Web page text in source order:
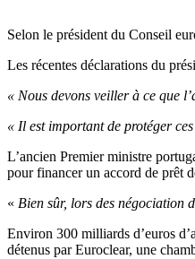
Selon le président du Conseil
Les récentes déclarations du
« Nous devons veiller à ce que
« Il est important de protéger
L’ancien Premier ministre
pour financer un accord de prêt
« Bien sûr, lors des négociation
Environ 300 milliards d’euros
détenus par Euroclear, une